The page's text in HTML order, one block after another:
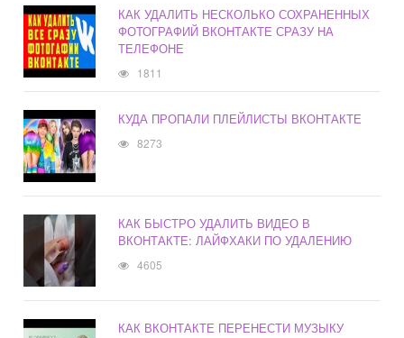
КАК УДАЛИТЬ НЕСКОЛЬКО СОХРАНЕННЫХ
ФОТОГРАФИЙ ВКОНТАКТЕ СРАЗУ НА
ТЕЛЕФОНЕ
1811
КУДА ПРОПАЛИ ПЛЕЙЛИСТЫ ВКОНТАКТЕ
8273
КАК БЫСТРО УДАЛИТЬ ВИДЕО В
ВКОНТАКТЕ: ЛАЙФХАКИ ПО УДАЛЕНИЮ
4605
КАК ВКОНТАКТЕ ПЕРЕНЕСТИ МУЗЫКУ